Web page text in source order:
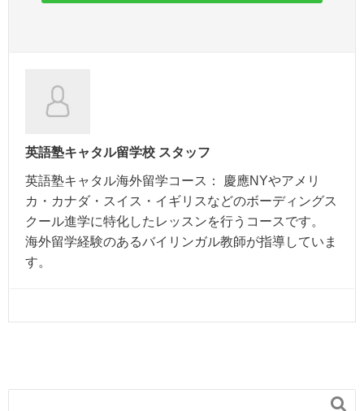
英語塾キャタル留学校 スタッフ
英語塾キャタル海外留学コース： 慶應NYやアメリ
カ・カナダ・スイス・イギリスなどのボーディングス
クール進学に特化したレッスンを行うコースです。
海外留学経験のあるバイリンガル教師が指導していま
す。
